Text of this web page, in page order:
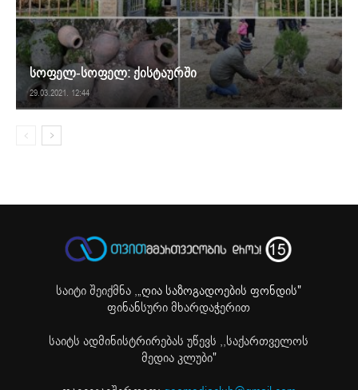
სოფელ-სოფელ: ქისტაურში
29.03.2021. 12:44
საიტი შეიქმნა ,„ღია საზოგადოების ფონდის"
ფინანსური მხარდაჭერით
საიტს ადმინისტრირებას უწევს ,,საქართველოს
მედია კლუბი"